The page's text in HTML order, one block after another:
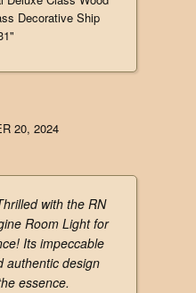
Decorative Ship
20, 2024
with the RN
Room Light for
Its impeccable
authentic design
essence.